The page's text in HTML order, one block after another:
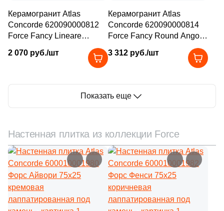
Керамогранит Atlas
Concorde 620090000812
Force Fancy Lineare
коричневый рельефный
2 070 руб./шт
Керамогранит Atlas
Concorde 620090000814
Force Fancy Round Angolo
рельефный под камень
3 312 руб./шт
Показать еще
Настенная плитка из коллекции Force